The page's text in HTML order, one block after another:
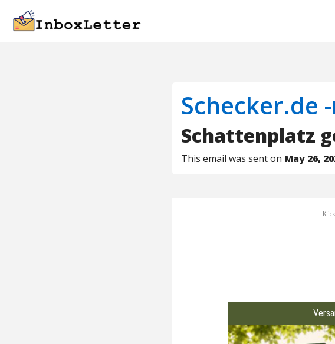
Schecker.de
Schattenplatz
This email was sent on May 26,